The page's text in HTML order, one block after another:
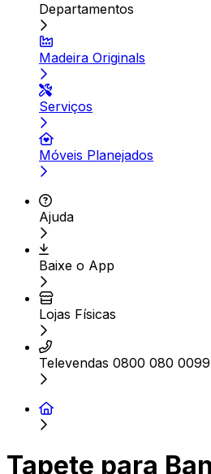
Departamentos
Madeira Originals
Serviços
Móveis Planejados
Ajuda
Baixe o App
Lojas Físicas
Televendas 0800 080 0099
Tapete para